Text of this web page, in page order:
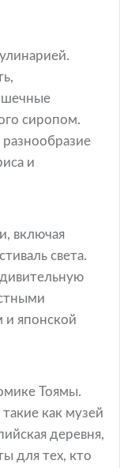
сиропом.
разнообразие
и
включая
света.
и японской
Тоямы.
как музей
деревня,
для тех, кто